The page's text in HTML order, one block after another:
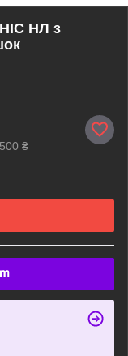
НЛ з
₴